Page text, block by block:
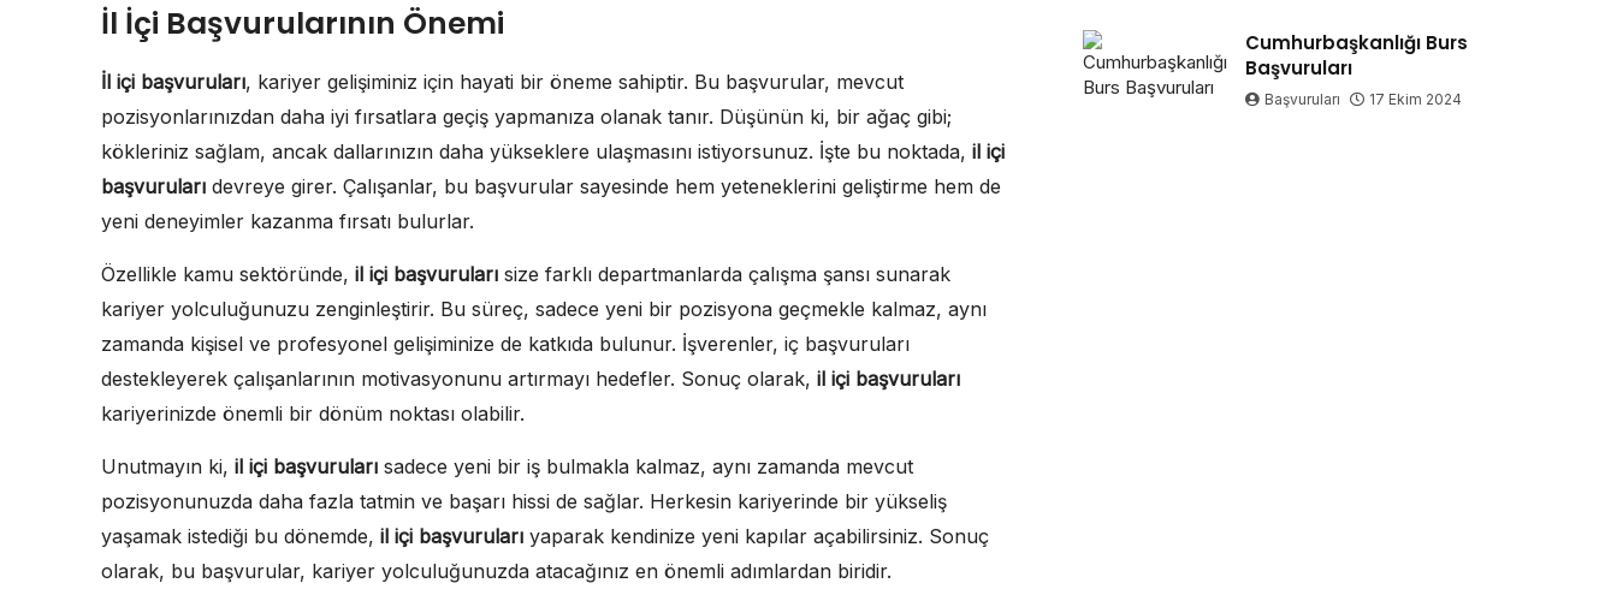
İl İçi Başvurularının Önemi
İl içi başvuruları, kariyer gelişiminiz için hayati bir öneme sahiptir. Bu başvurular, mevcut
pozisyonlarınızdan daha iyi fırsatlara geçiş yapmanıza olanak tanır. Düşünün ki, bir ağaç gibi;
kökleriniz sağlam, ancak dallarınızın daha yükseklere ulaşmasını istiyorsunuz. İşte bu noktada, il içi
başvuruları devreye girer. Çalışanlar, bu başvurular sayesinde hem yeteneklerini geliştirme hem de
yeni deneyimler kazanma fırsatı bulurlar.
Özellikle kamu sektöründe, il içi başvuruları size farklı departmanlarda çalışma şansı sunarak
kariyer yolculuğunuzu zenginleştirir. Bu süreç, sadece yeni bir pozisyona geçmekle kalmaz, aynı
zamanda kişisel ve profesyonel gelişiminize de katkıda bulunur. İşverenler, iç başvuruları
destekleyerek çalışanlarının motivasyonunu artırmayı hedefler. Sonuç olarak, il içi başvuruları
kariyerinizde önemli bir dönüm noktası olabilir.
Unutmayın ki, il içi başvuruları sadece yeni bir iş bulmakla kalmaz, aynı zamanda mevcut
pozisyonunuzda daha fazla tatmin ve başarı hissi de sağlar. Herkesin kariyerinde bir yükseliş
yaşamak istediği bu dönemde, il içi başvuruları yaparak kendinize yeni kapılar açabilirsiniz. Sonuç
olarak, bu başvurular, kariyer yolculuğunuzda atacağınız en önemli adımlardan biridir.
Cumhurbaşkanlığı Burs
Başvuruları
Başvuruları 17 Ekim 2024